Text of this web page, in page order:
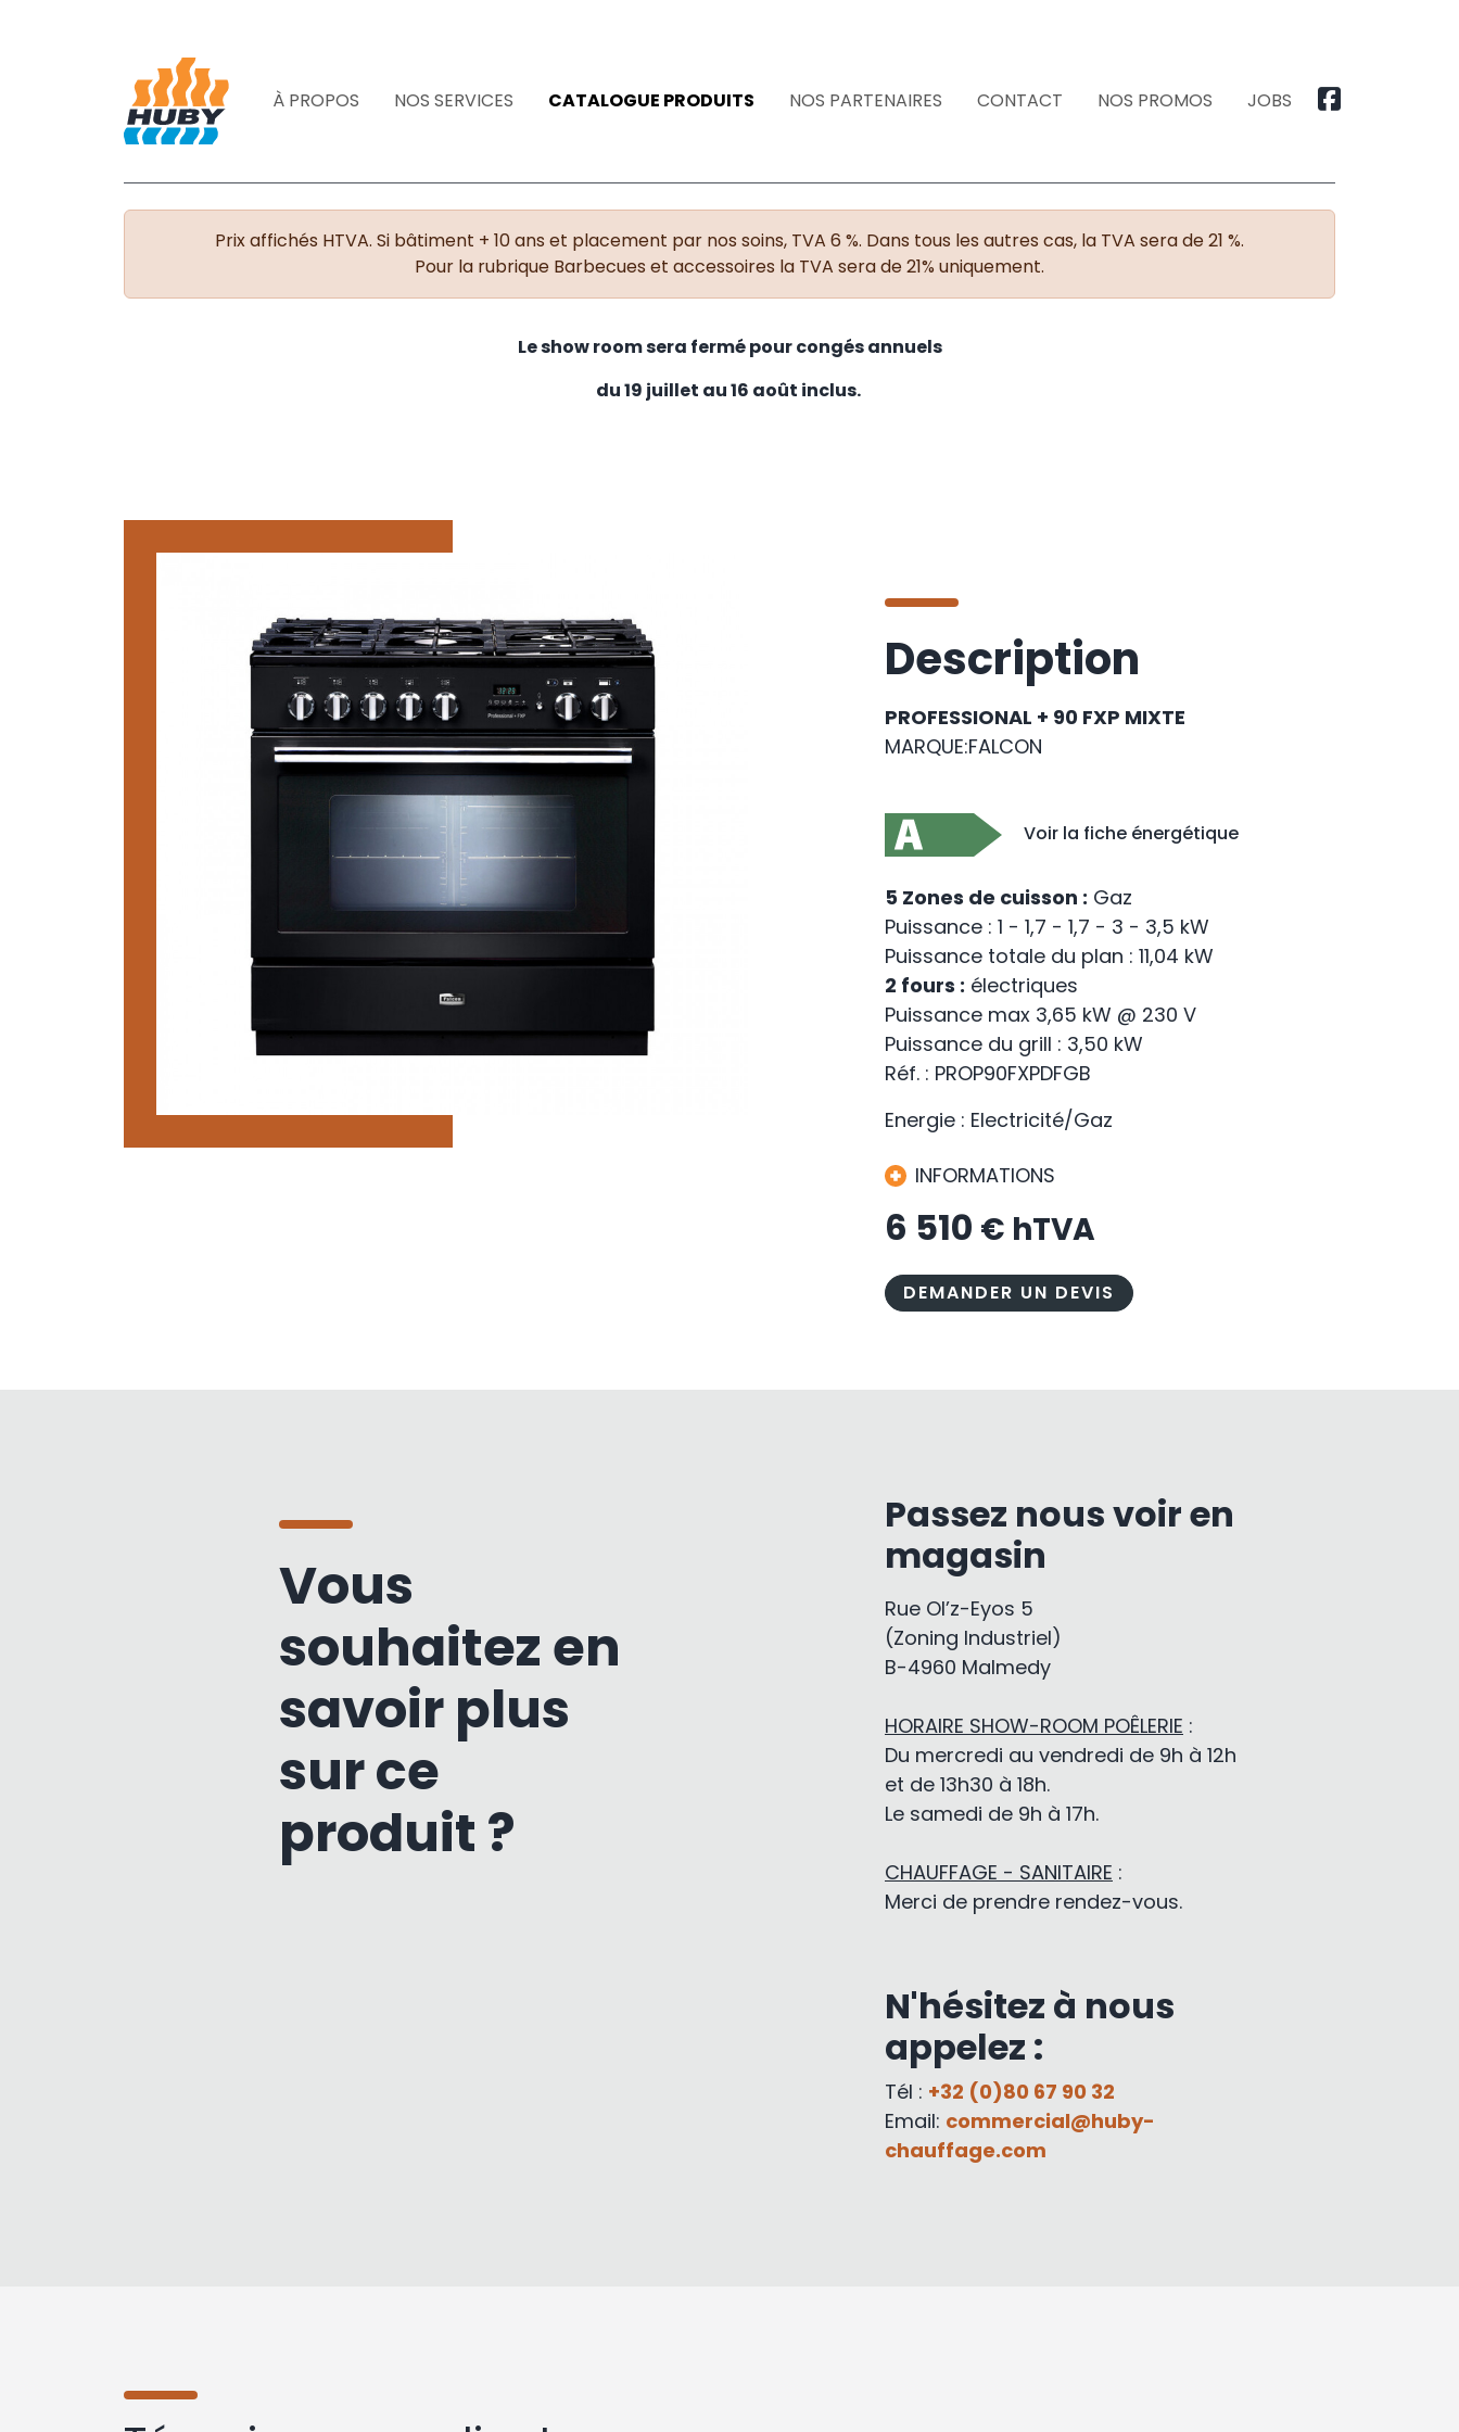
À PROPOS NOS SERVICES CATALOGUE PRODUITS NOS PARTENAIRES CONTACT NOS PROMOS JOBS
Prix affichés HTVA. Si bâtiment + 10 ans et placement par nos soins, TVA 6 %. Dans tous les autres cas, la TVA sera de 21 %.
Pour la rubrique Barbecues et accessoires la TVA sera de 21% uniquement.
Le show room sera fermé pour congés annuels
du 19 juillet au 16 août inclus.
Description
PROFESSIONAL + 90 FXP MIXTE
MARQUE:FALCON
Voir la fiche énergétique
5 Zones de cuisson : Gaz
Puissance : 1 - 1,7 - 1,7 - 3 - 3,5 kW
Puissance totale du plan : 11,04 kW
2 fours : électriques
Puissance max 3,65 kW @ 230 V
Puissance du grill : 3,50 kW
Réf. : PROP90FXPDFGB
Energie : Electricité/Gaz
INFORMATIONS
6 510 € hTVA
DEMANDER UN DEVIS
Vous
souhaitez en
savoir plus
sur ce
produit ?
Passez nous voir en
magasin
Rue Ol’z-Eyos 5
(Zoning Industriel)
B-4960 Malmedy
HORAIRE SHOW-ROOM POÊLERIE :
Du mercredi au vendredi de 9h à 12h
et de 13h30 à 18h.
Le samedi de 9h à 17h.
CHAUFFAGE - SANITAIRE :
Merci de prendre rendez-vous.
N'hésitez à nous
appelez :
Tél : +32 (0)80 67 90 32
Email: commercial@huby-
chauffage.com